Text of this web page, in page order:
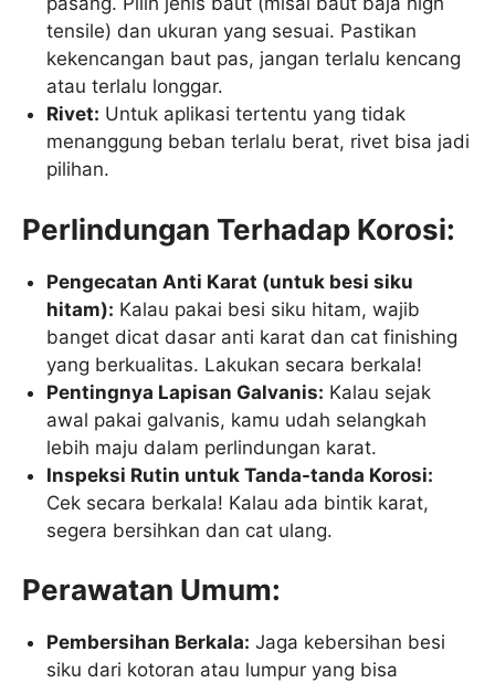
tensile) dan ukuran yang sesuai. Pastikan
kekencangan baut pas, jangan terlalu kencang
atau terlalu longgar.
Rivet: Untuk aplikasi tertentu yang tidak
menanggung beban terlalu berat, rivet bisa jadi
pilihan.
Perlindungan Terhadap Korosi:
Pengecatan Anti Karat (untuk besi siku
hitam): Kalau pakai besi siku hitam, wajib
banget dicat dasar anti karat dan cat finishing
yang berkualitas. Lakukan secara berkala!
Pentingnya Lapisan Galvanis: Kalau sejak
awal pakai galvanis, kamu udah selangkah
lebih maju dalam perlindungan karat.
Inspeksi Rutin untuk Tanda-tanda Korosi:
Cek secara berkala! Kalau ada bintik karat,
segera bersihkan dan cat ulang.
Perawatan Umum:
Pembersihan Berkala: Jaga kebersihan besi
siku dari kotoran atau lumpur yang bisa